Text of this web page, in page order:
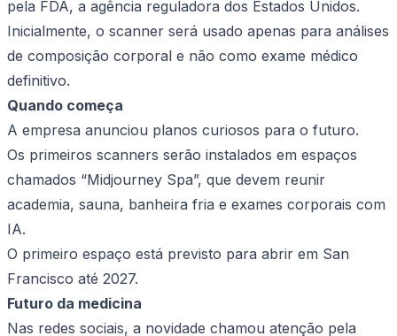
pela FDA, a agência reguladora dos Estados Unidos.
Inicialmente, o scanner será usado apenas para análises
de composição corporal e não como exame médico
definitivo.
Quando começa
A empresa anunciou planos curiosos para o futuro.
Os primeiros scanners serão instalados em espaços
chamados “Midjourney Spa”, que devem reunir
academia, sauna, banheira fria e exames corporais com
IA.
O primeiro espaço está previsto para abrir em San
Francisco até 2027.
Futuro da medicina
Nas redes sociais, a novidade chamou atenção pela